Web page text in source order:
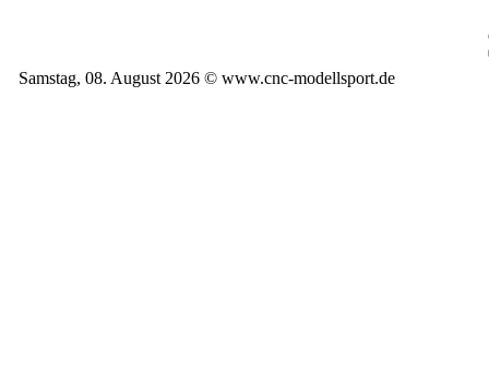
Samstag, 08. August 2026 © www.cnc-modellsport.de